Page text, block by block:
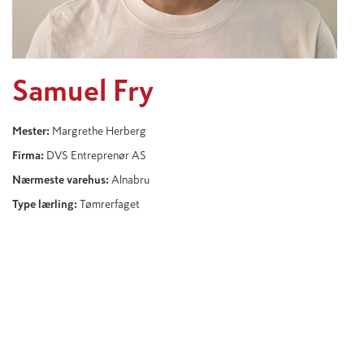
Samuel Fry
Mester: Margrethe Herberg
Firma: DVS Entreprenør AS
Nærmeste varehus: Alnabru
Type lærling: Tømrerfaget